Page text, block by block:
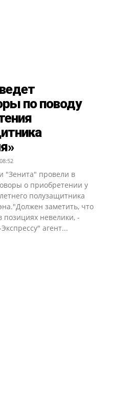
по поводу
"Зенита" провели в
о приобретении у
полузащитника
заметить, что
позициях невелики, -
агент...